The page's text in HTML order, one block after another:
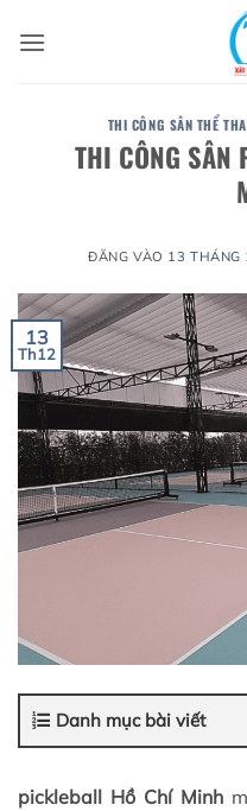
qua
THI CÔNG SÂN THỂ
THI CÔNG SÂN
ĐĂNG VÀO 13 THÁNG
13
Th12
Danh mục bài viết
pickleball Hồ Chí Minh